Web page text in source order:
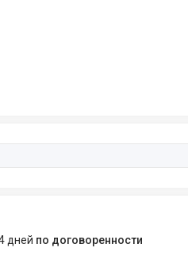
дней по договоренности